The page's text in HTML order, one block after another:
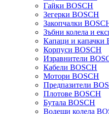
Гайки BOSCH
Зегерки BOSCH
Закопчалки
Зъбни колела и
Капаци и капачки
Корпуси BOSCH
Изравнители
Кабели BOSCH
Мотори BOSCH
Предпазители
Плотове BOSCH
Бутала BOSCH
Водещи колела